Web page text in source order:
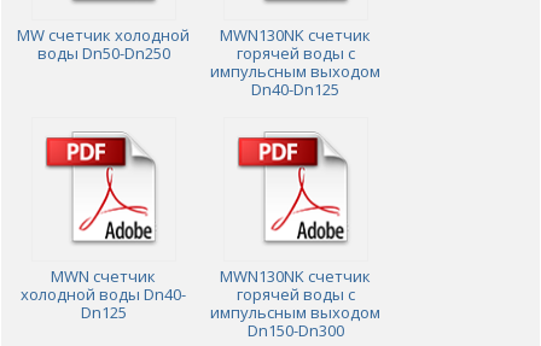
MW счетчик холодной
воды Dn50-Dn250
MWN130NK счетчик
горячей воды с
импульсным выходом
Dn40-Dn125
MWN счетчик
холодной воды Dn40-
Dn125
MWN130NK счетчик
горячей воды с
импульсным выходом
Dn150-Dn300